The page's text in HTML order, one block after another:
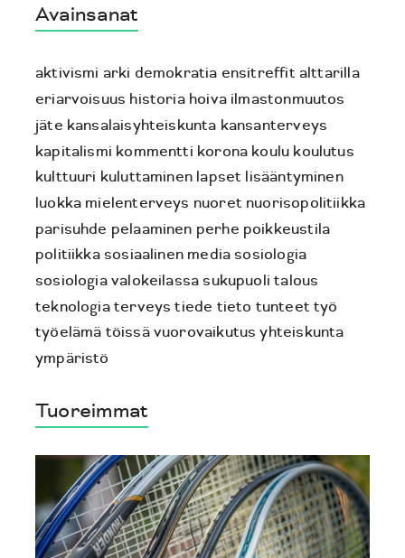
Avainsanat
aktivismi arki demokratia ensitreffit alttarilla
eriarvoisuus historia hoiva ilmastonmuutos
jäte kansalaisyhteiskunta kansanterveys
kapitalismi kommentti korona koulu koulutus
kulttuuri kuluttaminen lapset lisääntyminen
luokka mielenterveys nuoret nuorisopolitiikka
parisuhde pelaaminen perhe poikkeustila
politiikka sosiaalinen media sosiologia
sosiologia valokeilassa sukupuoli talous
teknologiaterveys tiede tieto tunteet työ
työelämä töissä vuorovaikutus yhteiskunta
ympäristö
Tuoreimmat